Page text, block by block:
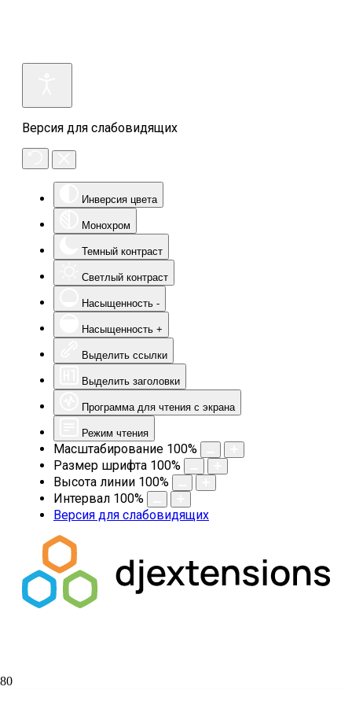
Версия для слабовидящих
Инверсия цвета
Монохром
Темный контраст
Светлый контраст
Насыщенность -
Насыщенность +
Выделить ссылки
Выделить заголовки
Программа для чтения с экрана
Режим чтения
Масштабирование 100%
Размер шрифта 100%
Высота линии 100%
Интервал 100%
Версия для слабовидящих